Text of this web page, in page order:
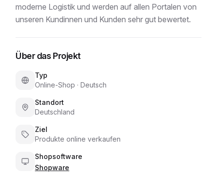
moderne Logistik und werden auf allen Portalen von
unseren Kundinnen und Kunden sehr gut bewertet.
Über das Projekt
Typ
Online-Shop · Deutsch
Standort
Deutschland
Ziel
Produkte online verkaufen
Shopsoftware
Shopware